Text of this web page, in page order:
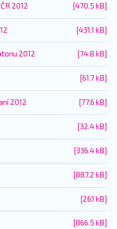
2012 [470.5 kB]
[431.1 kB]
2012 [74.8 kB]
[61.7 kB]
2012 [77.6 kB]
[32.4 kB]
[336.4 kB]
[887.2 kB]
[261 kB]
[866.5 kB]